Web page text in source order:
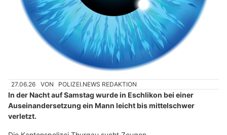
27.06.26 VON POLIZEI.NEWS REDAKTION
In der Nacht auf Samstag wurde in Eschlikon bei einer
Auseinandersetzung ein Mann leicht bis mittelschwer
verletzt.